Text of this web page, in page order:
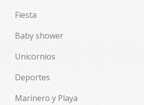
Fiesta
Baby shower
Unicornios
Deportes
Marinero y Playa